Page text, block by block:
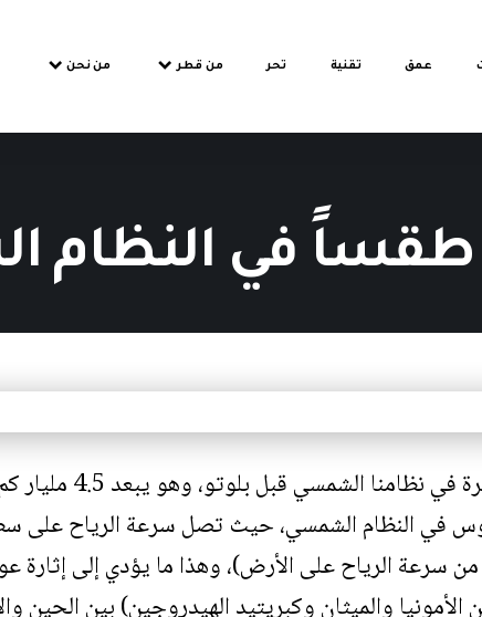
عمق تقنية تحر من قطر من نحن
طقساً في
يعتبر كوكب نبتون
سرعة الرياح على الأرض)، وهذا ما يؤدي إلى إثارة
والميثان وكبريتيد الهيدروجين) بين الحين